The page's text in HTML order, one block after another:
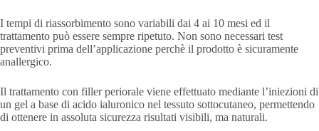
I tempi di riassorbimento sono variabili dai 4 ai 10 mesi ed il
trattamento può essere sempre ripetuto. Non sono necessari test
preventivi prima dell’applicazione perchè il prodotto è sicuramente
anallergico.
Il trattamento con filler periorale viene effettuato mediante l’iniezioni di
un gel a base di acido ialuronico nel tessuto sottocutaneo, permettendo
di ottenere in assoluta sicurezza risultati visibili, ma naturali.